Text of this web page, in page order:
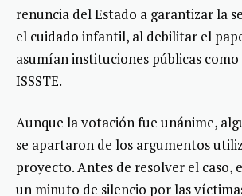
renuncia del Estado a garantizar la
el cuidado infantil, al debilitar el
asumían instituciones públicas como
ISSSTE.
Aunque la votación fue unánime,
se apartaron de los argumentos
proyecto. Antes de resolver el caso,
un minuto de silencio por las